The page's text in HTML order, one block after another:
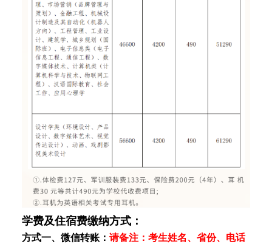
学费及住宿费缴纳方式：
方式一、微信转账： 请备注：考生姓名、 省份、 电话